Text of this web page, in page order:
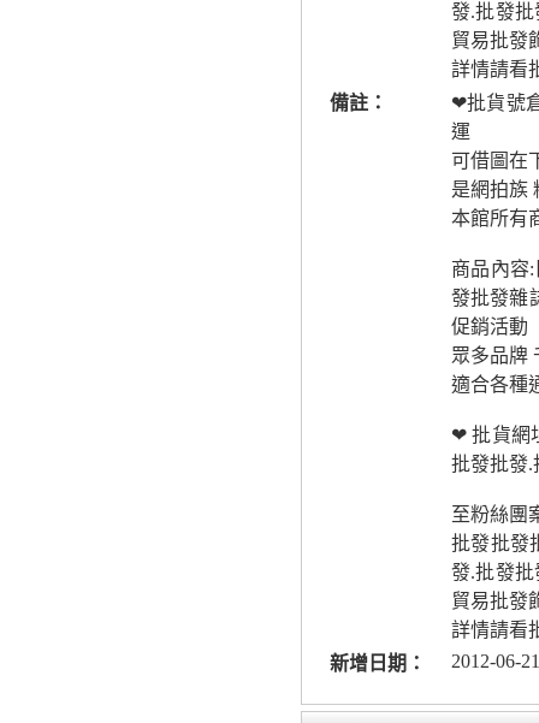
發.批發
貿易批發
詳情請看
備註：
❤批貨號
運
可借圖在
是網拍族
本館所有
商品內容
發批發雜
促銷活動
眾多品牌
適合各種
❤ 批貨網
批發批發.
至粉絲團
批發批發
發.批發
貿易批發
詳情請看
新增日期：
2012-06-